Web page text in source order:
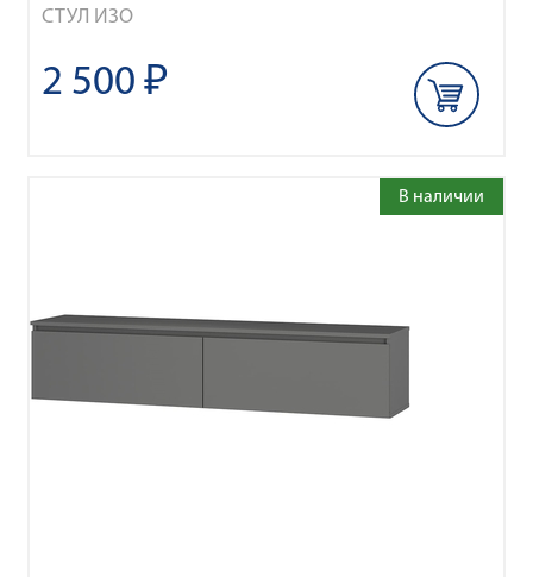
СТУЛ ИЗО
2 500 ₽
В наличии